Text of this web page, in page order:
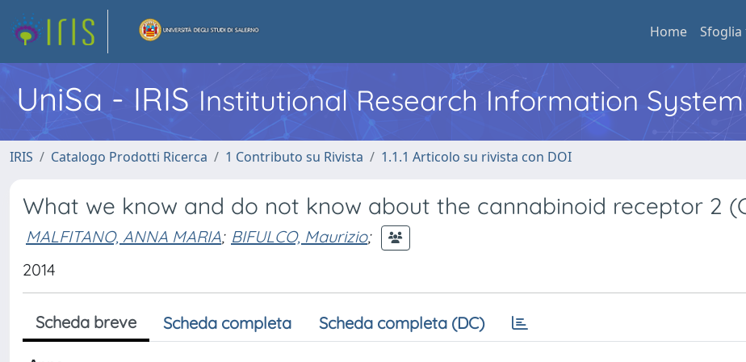
Home Sfoglia
UniSa - IRIS Institutional Research Information System
IRIS Catalogo Prodotti Ricerca 1 Contributo su Rivista 1.1.1 Articolo su rivista con DOI
What we know and do not know about the cannabinoid receptor 2
MALFITANO, ANNA MARIA; BIFULCO, Maurizio;
2014
Scheda breve Scheda completa Scheda completa (DC)